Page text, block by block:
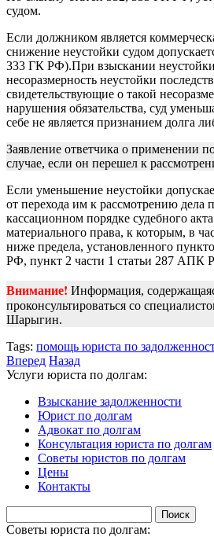
судом.
Если должником является
снижение неустойки судом
333 ГК РФ).При взыскании неустойки
несоразмерность неустойки
свидетельствующие о такой
нарушения обязательства, суд
себе не является признанием долга
Заявление ответчика о применении
случае, если он перешел к
Если уменьшение неустойки
от перехода им к рассмотрению
кассационном порядке судебного
материального права, к которым, в
ниже предела, установленного
РФ, пункт 2 части 1 статьи 287 АПК
Внимание! Информация,
проконсультироваться со
Шарыгин.
Tags: помощь юриста по
Вперед Назад
Услуги юриста по долгам:
Взыскание задолженности
Юрист по долгам
Адвокат по долгам
Консультация юриста по долгам
Советы юристов по долгам
Цены
Контакты
Советы юриста по долгам: